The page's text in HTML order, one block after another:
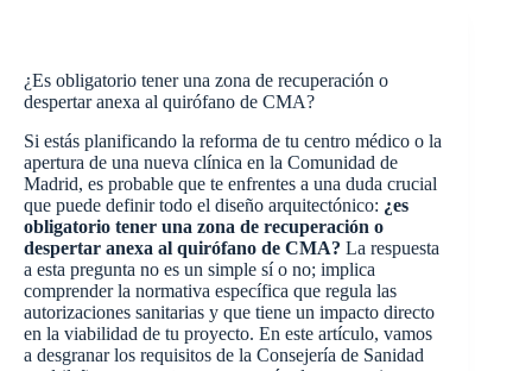
¿Es obligatorio tener una zona de recuperación o
despertar anexa al quirófano de CMA?
Si estás planificando la reforma de tu centro médico o la
apertura de una nueva clínica en la Comunidad de
Madrid, es probable que te enfrentes a una duda crucial
que puede definir todo el diseño arquitectónico: ¿es
obligatorio tener una zona de recuperación o
despertar anexa al quirófano de CMA? La respuesta
a esta pregunta no es un simple sí o no; implica
comprender la normativa específica que regula las
autorizaciones sanitarias y que tiene un impacto directo
en la viabilidad de tu proyecto. En este artículo, vamos
a desgranar los requisitos de la Consejería de Sanidad